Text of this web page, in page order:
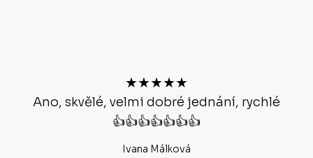
★★★★★
Ano, skvělé, velmi dobré jednání, rychlé
👍👍👍👍👍👍👍
Ivana Málková